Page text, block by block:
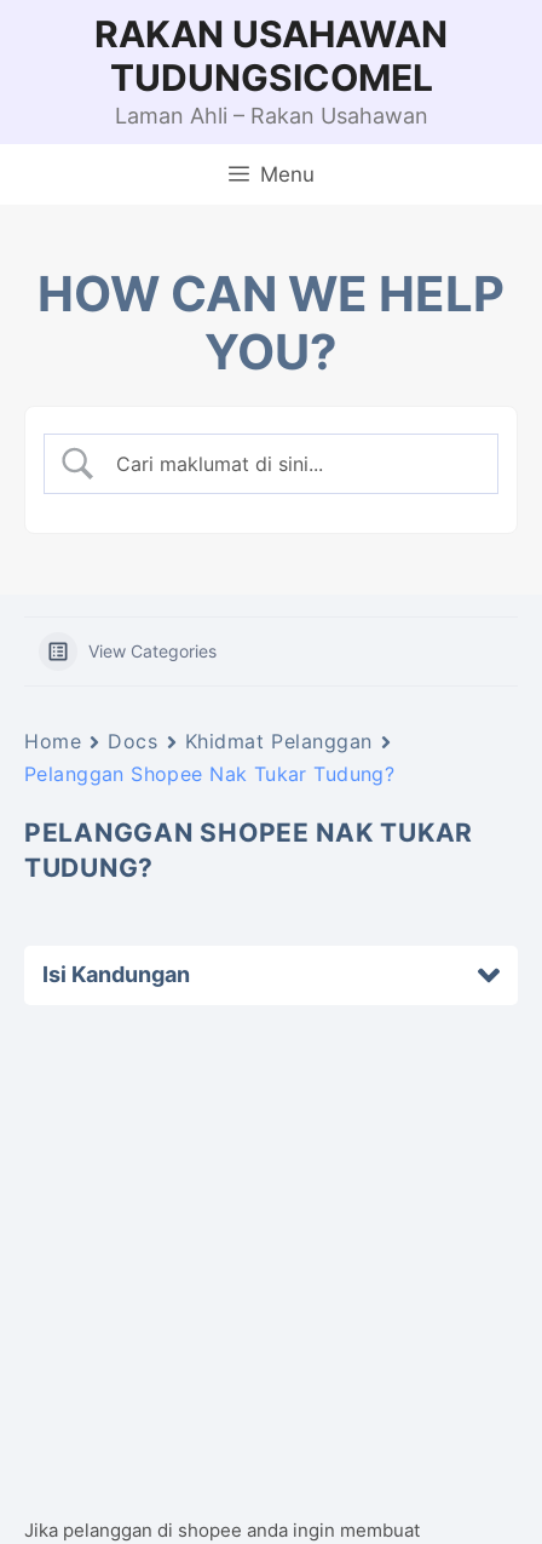
RAKAN USAHAWAN
TUDUNGSICOMEL
Laman Ahli – Rakan Usahawan
Menu
HOW CAN WE HELP
YOU?
View Categories
Home Docs
Khidmat Pelanggan
Pelanggan Shopee Nak Tukar Tudung?
PELANGGAN SHOPEE NAK TUKAR
TUDUNG?
Isi Kandungan
Jika pelanggan di shopee anda ingin membuat